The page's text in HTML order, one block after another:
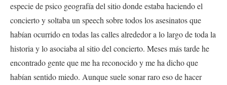
especie de psico geografía del sitio donde estaba haciendo el
concierto y soltaba un speech sobre todos los asesinatos que
habían ocurrido en todas las calles alrededor a lo largo de toda la
historia y lo asociaba al sitio del concierto. Meses más tarde he
encontrado gente que me ha reconocido y me ha dicho que
habían sentido miedo. Aunque suele sonar raro eso de hacer